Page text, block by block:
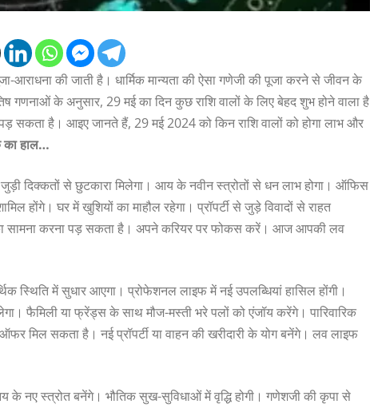
आराधना की जाती है। धार्मिक मान्यता की ऐसा गणेजी की पूजा करने से जीवन के
गणनाओं के अनुसार, 29 मई का दिन कुछ राशि वालों के लिए बेहद शुभ होने वाला है
पड़ सकता है। आइए जानते हैं, 29 मई 2024 को किन राशि वालों को होगा लाभ और
का हाल…
दिक्कतों से छुटकारा मिलेगा। आय के नवीन स्त्रोतों से धन लाभ होगा। ऑफिस
होंगे। घर में खुशियों का माहौल रहेगा। प्रॉपर्टी से जुड़े विवादों से राहत
का सामना करना पड़ सकता है। अपने करियर पर फोकस करें। आज आपकी लव
स्थिति में सुधार आएगा। प्रोफेशनल लाइफ में नई उपलब्धियां हासिल होंगी।
फैमिली या फ्रेंड्स के साथ मौज-मस्ती भरे पलों को एंजॉय करेंगे। पारिवारिक
मिल सकता है। नई प्रॉपर्टी या वाहन की खरीदारी के योग बनेंगे। लव लाइफ
के नए स्त्रोत बनेंगे। भौतिक सुख-सुविधाओं में वृद्धि होगी। गणेशजी की कृपा से